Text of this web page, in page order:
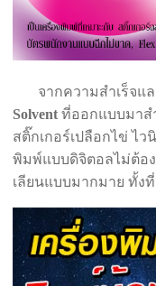
จากความสำเร็จแ
Solvent ที่ออกแบบมาส
สติ๊กเกอร์เปลือกไข่ ไ
พิมพ์แบบดิจิตอลไม่ต้อ
เลียนแบบมากมาย ทั้